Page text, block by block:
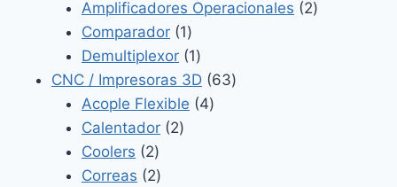
productos
Amplificadores Operacionales 22
Comparador 11
producto
Demultiplexor 11
producto
CNC / Impresoras 3D 6363
Acople Flexible 44
Calentador 22
Coolers 22
productos
Correas 22